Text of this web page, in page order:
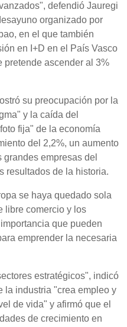
defendió Jauregi
organizado por
en el que también
en I+D en el País Vasco
pretende ascender al 3%
su preocupación por la
y la caída del
fija" de la economía
del 2,2%, un aumento
empresas del
resultados de la historia.
se haya quedado sola
libre comercio y los
que pueden
emprender la necesaria
estratégicos", indicó
la industria "crea empleo y
de vida" y afirmó que el
de crecimiento en